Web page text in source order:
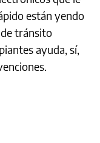
están yendo
tránsito
ayuda, sí,